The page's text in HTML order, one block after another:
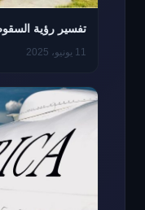
تفسير رؤية
11 يونيو، 2025